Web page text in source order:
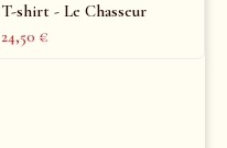
T-shirt - Le Chasseur
24,50 €